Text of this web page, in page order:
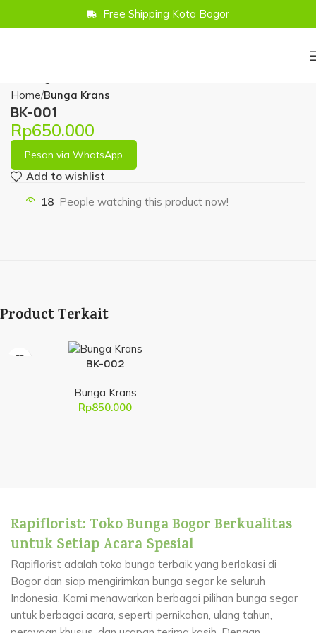
Free Shipping Kota Bogor
Home Bunga Krans
BK-001
Rp650.000
Pesan via WhatsApp
Add to wishlist
18 People watching this product now!
Product Terkait
BK-002
Bunga Krans
Rp850.000
Rapiflorist: Toko Bunga Bogor Berkualitas
untuk Setiap Acara Spesial
Rapiflorist adalah toko bunga terbaik yang berlokasi di
Bogor dan siap mengirimkan bunga segar ke seluruh
Indonesia. Kami menawarkan berbagai pilihan bunga segar
untuk berbagai acara, seperti pernikahan, ulang tahun,